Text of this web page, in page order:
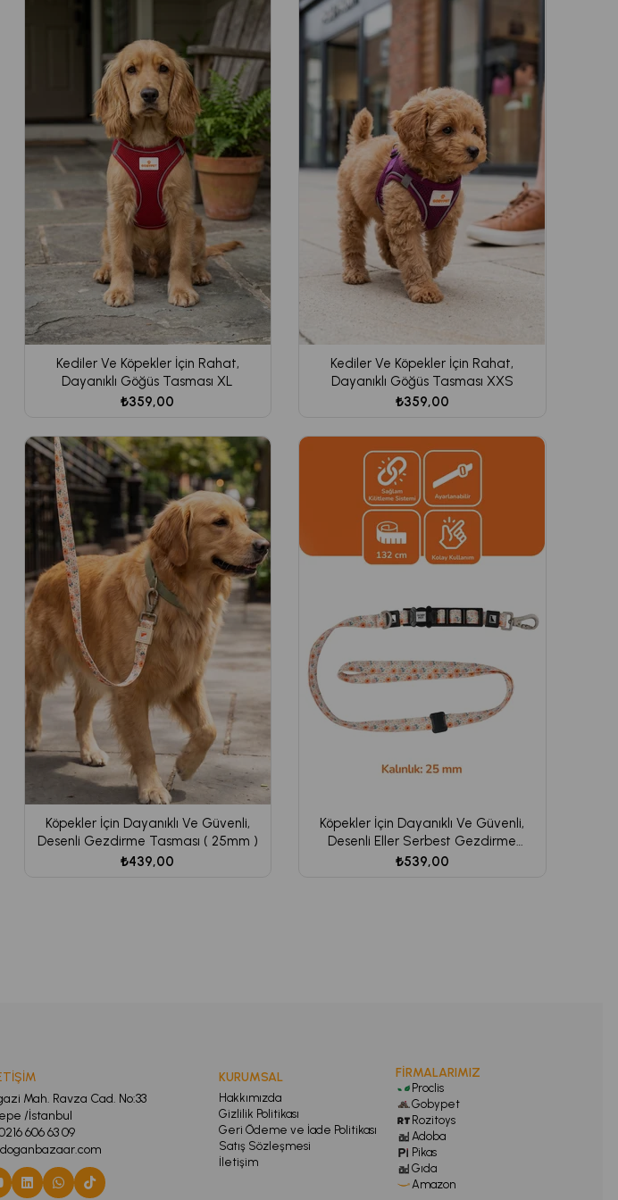
Kediler Ve Köpekler İçin Rahat,
Dayanıklı Göğüs Tasması XL
₺359,00
Kediler Ve Köpekler İçin Rahat,
Dayanıklı Göğüs Tasması XXS
₺359,00
Köpekler İçin Dayanıklı Ve Güvenli,
Desenli Gezdirme Tasması ( 25mm )
₺439,00
Köpekler İçin Dayanıklı Ve Güvenli,
Desenli Eller Serbest Gezdirme
Tasması ( 25mm )
₺539,00
Mah. Ravza Cad. No:33
/İstanbul
606 63 09
KURUMSAL
Hakkımızda
Gizlilik Politikası
Geri Ödeme ve İade Politikası
Satış Sözleşmesi
İletişim
FİRMALARIMIZ
Proclis
Gobypet
Rozitoys
Adoba
Pikas
Gıda
Amazon